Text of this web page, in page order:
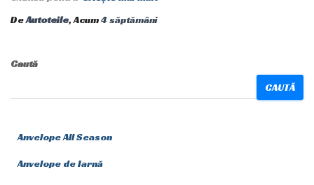
DeAutoteile, Acum4 săptămâni
Caută
CAUTĂ
Anvelope All Season
Anvelope de Iarnă